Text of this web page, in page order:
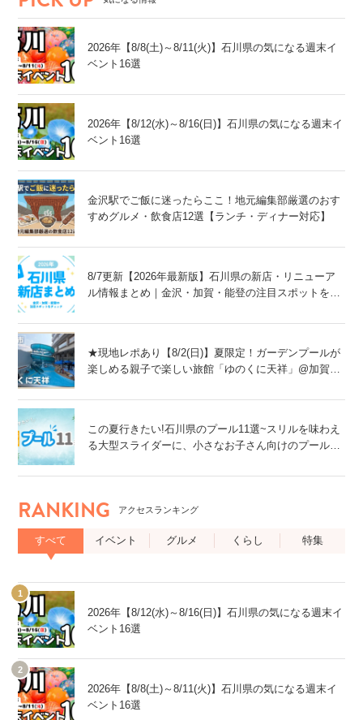
2026年【8/8(土)～8/11(火)】石川県の気になる週末イ
ベント16選
2026年【8/12(水)～8/16(日)】石川県の気になる週末イ
ベント16選
金沢駅でご飯に迷ったらここ！地元編集部厳選のおす
すめグルメ・飲食店12選【ランチ・ディナー対応】
8/7更新【2026年最新版】石川県の新店・リニューア
ル情報まとめ｜金沢・加賀・能登の注目スポットをチ
★現地レポあり【8/2(日)】夏限定！ガーデンプールが
楽しめる親子で楽しい旅館「ゆのくに天祥」@加賀
この夏行きたい!石川県のプール11選~スリルを味わえ
る大型スライダーに、小さなお子さん向けのプール
RANKING アクセスランキング
すべて イベント グルメ くらし 特集
2026年【8/12(水)～8/16(日)】石川県の気になる週末イ
ベント16選
2026年【8/8(土)～8/11(火)】石川県の気になる週末イ
ベント16選